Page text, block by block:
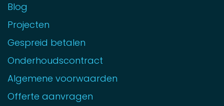
Blog
Projecten
Gespreid betalen
Onderhoudscontract
Algemene voorwaarden
Offerte aanvragen